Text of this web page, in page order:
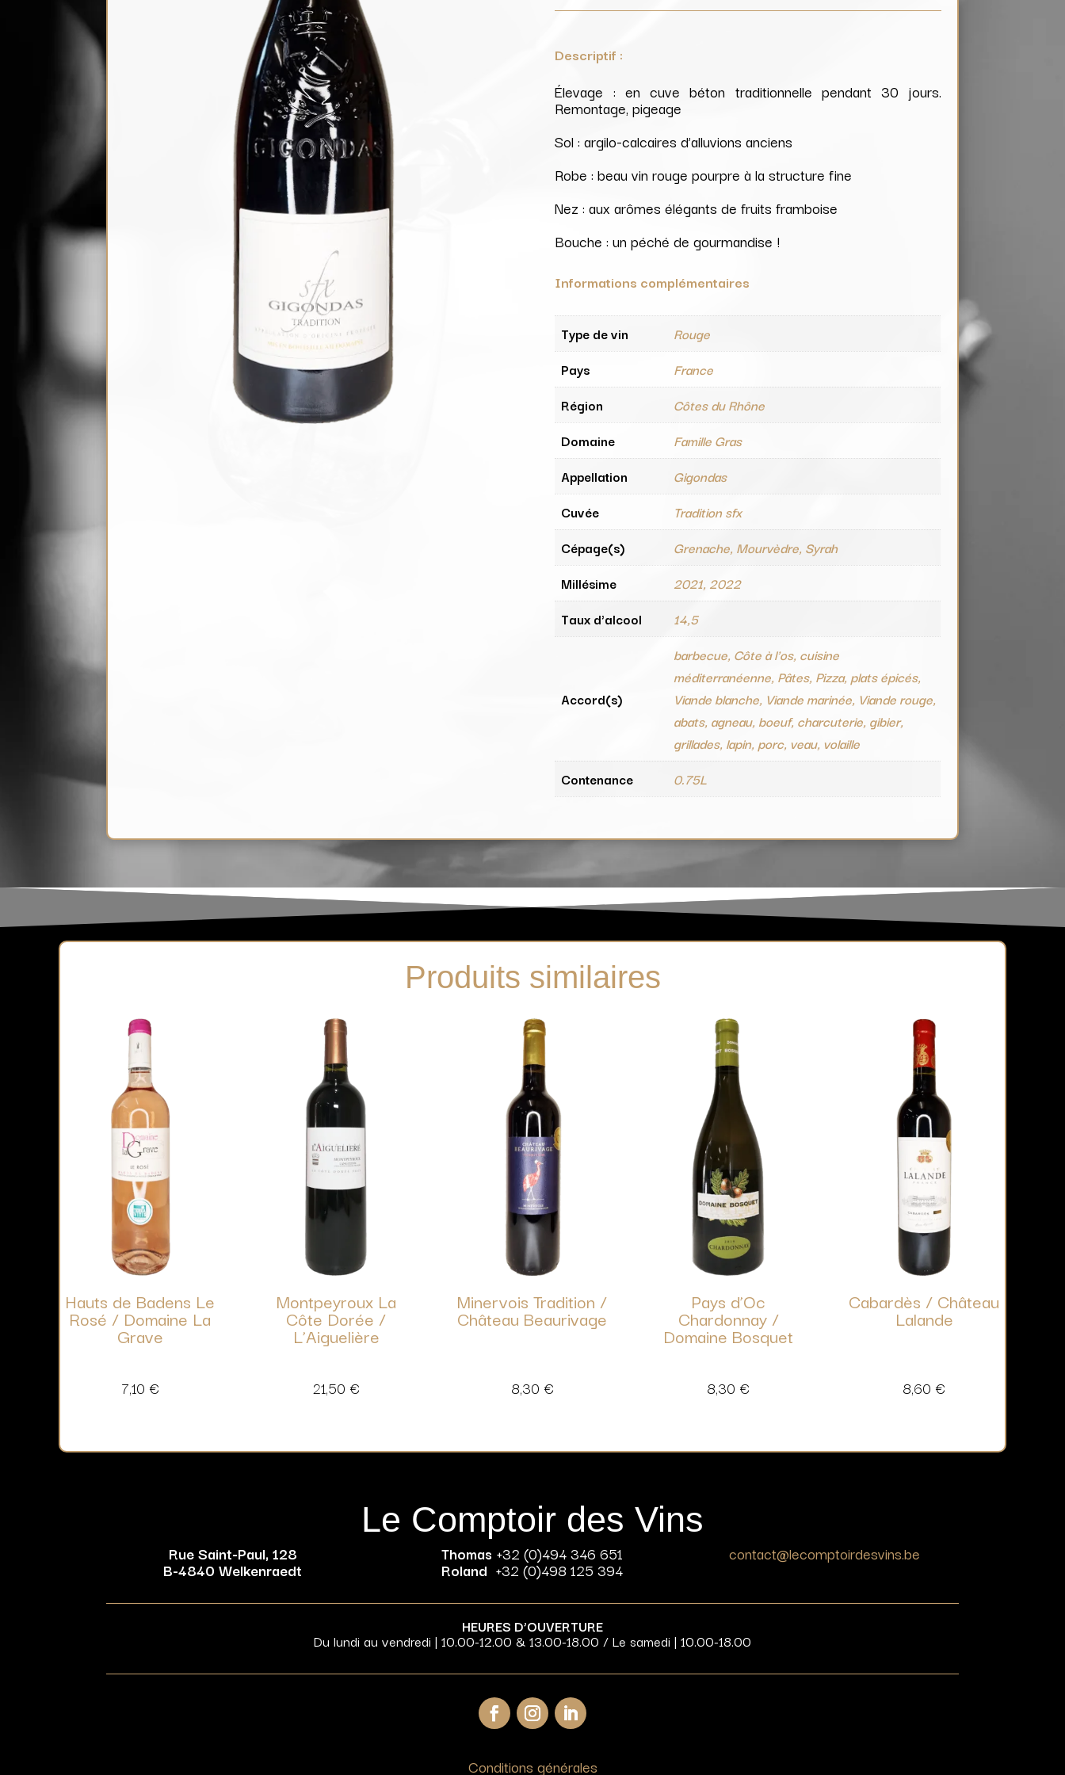
Descriptif :
Élevage : en cuve béton traditionnelle pendant 30 jours.
Remontage, pigeage
Sol : argilo-calcaires d’alluvions anciens
Robe : beau vin rouge pourpre à la structure fine
Nez : aux arômes élégants de fruits framboise
Bouche : un péché de gourmandise !
Informations complémentaires
Type de vin
Rouge
Pays
France
Région
Côtes du Rhône
Domaine
Famille Gras
Appellation
Gigondas
Cuvée
Tradition sfx
Cépage(s)
Grenache, Mourvèdre, Syrah
Millésime
2021, 2022
Taux d'alcool
14,5
Accord(s)
barbecue, Côte à l'os, cuisine
méditerranéenne, Pâtes, Pizza, plats épicés,
Viande blanche, Viande marinée, Viande rouge,
abats, agneau, boeuf, charcuterie, gibier,
grillades, lapin, porc, veau, volaille
Contenance
0.75L
Produits similaires
Hauts de Badens Le
Rosé / Domaine La
Grave
7,10 €
Montpeyroux La
Côte Dorée /
L’Aiguelière
21,50 €
Minervois Tradition /
Château Beaurivage
8,30 €
Pays d’Oc
Chardonnay /
Domaine Bosquet
8,30 €
Cabardès / Château
Lalande
8,60 €
Le Comptoir des Vins
Rue Saint-Paul, 128
B-4840 Welkenraedt
Thomas +32 (0)494 346 651
Roland +32 (0)498 125 394
contact@lecomptoirdesvins.be
HEURES D’OUVERTURE
Du lundi au vendredi | 10.00-12.00 & 13.00-18.00 / Le samedi | 10.00-18.00
Conditions générales